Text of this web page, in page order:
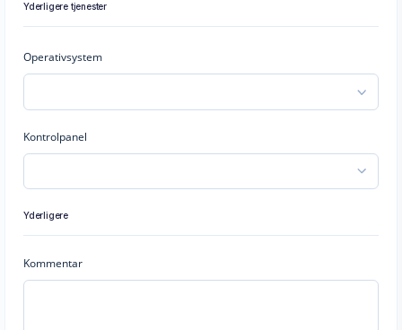
Yderligere tjenester
Operativsystem
Kontrolpanel
Yderligere
Kommentar